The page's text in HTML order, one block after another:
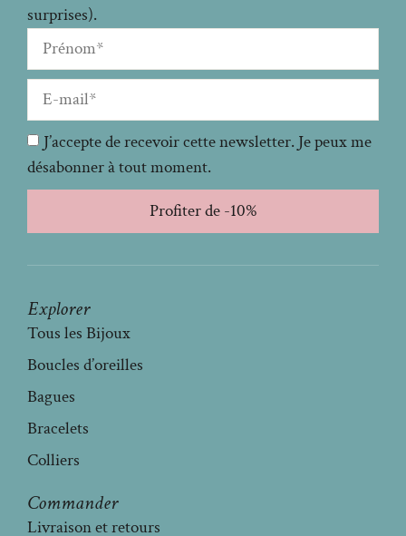
surprises).
J’accepte de recevoir cette newsletter. Je peux me
désabonner à tout moment.
Profiter de -10%
Explorer
Tous les Bijoux
Boucles d’oreilles
Bagues
Bracelets
Colliers
Commander
Livraison et retours